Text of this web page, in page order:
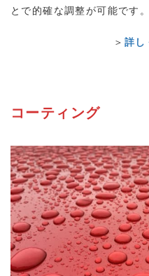
とで的確な調整が可能です
＞ 詳し
コーティング